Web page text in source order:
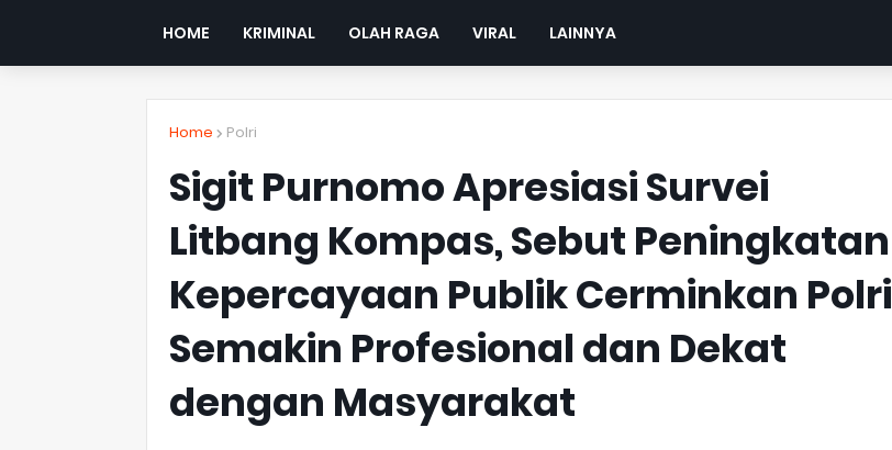
HOME KRIMINAL OLAH RAGA VIRAL LAINNYA
Home Polri
Sigit Purnomo Apresiasi Survei
Litbang Kompas, Sebut Peningkatan
Kepercayaan Publik Cerminkan Polri
Semakin Profesional dan Dekat
dengan Masyarakat